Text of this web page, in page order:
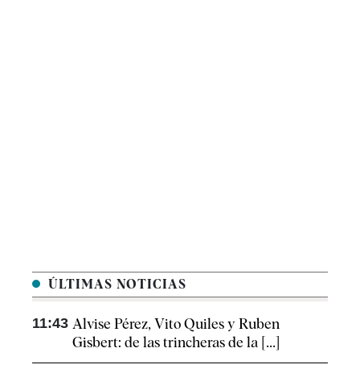
ÚLTIMAS NOTICIAS
11:43 Alvise Pérez, Vito Quiles y Ruben
Gisbert: de las trincheras de la [...]